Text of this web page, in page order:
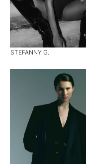
STEFANNY G.